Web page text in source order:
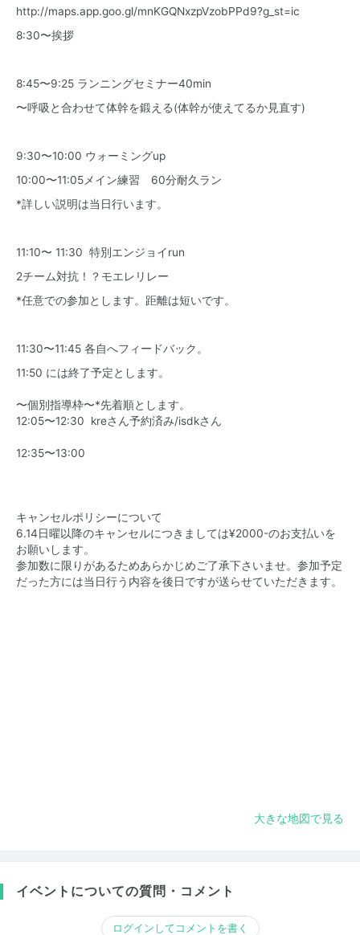
http://maps.app.goo.gl/mnKGQNxzpVzobPPd9?g_st=ic
8:30〜挨拶
8:45〜9:25 ランニングセミナー40min
〜呼吸と合わせて体幹を鍛える(体幹が使えてるか見直す)
9:30〜10:00 ウォーミングup
10:00〜11:05メイン練習 60分耐久ラン
*詳しい説明は当日行います。
11:10〜 11:30 特別エンジョイrun
2チーム対抗！？モエレリレー
*任意での参加とします。距離は短いです。
11:30〜11:45 各自へフィードバック。
11:50 には終了予定とします。
〜個別指導枠〜*先着順とします。
12:05〜12:30 kreさん予約済み/isdkさん
12:35〜13:00
キャンセルポリシーについて
6.14日曜以降のキャンセルにつきましては¥2000-のお支払いを
お願いします。
参加数に限りがあるためあらかじめご了承下さいませ。参加予定
だった方には当日行う内容を後日ですが送らせていただきます。
大きな地図で見る
イベントについての質問・コメント
ログインしてコメントを書く